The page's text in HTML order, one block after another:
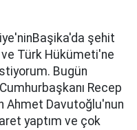
şehit
Türk Hükümeti'ne
Bugün
Recep
Ahmet Davutoğlu'nun
yaptım ve çok